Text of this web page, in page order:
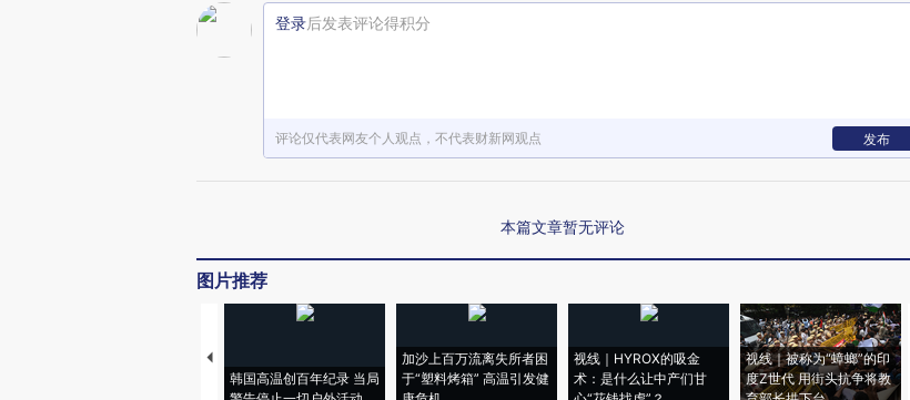
登录后发表评论得积分
评论仅代表网友个人观点，不代表财新网观点 发布
本篇文章暂无评论
图片推荐
韩国高温创百年纪录 当局
加沙上百万流离失所者困
于“塑料烤箱” 高温引发健
视线｜HYROX的吸金
术：是什么让中产们甘
视线｜被称为“蟑螂”的印
度Z世代 用街头抗争将教